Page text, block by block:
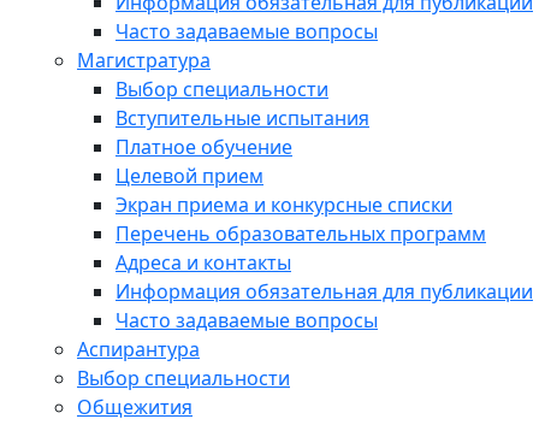
Часто задаваемые вопросы
Магистратура
Выбор специальности
Вступительные испытания
Платное обучение
Целевой прием
Экран приема и конкурсные списки
Перечень образовательных программ
Адреса и контакты
Информация обязательная для публикации
Часто задаваемые вопросы
Аспирантура
Выбор специальности
Общежития